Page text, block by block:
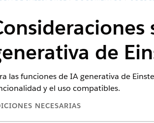
de materias
de
las funciones de IA generativa de
y el uso compatibles.
NECESARIAS